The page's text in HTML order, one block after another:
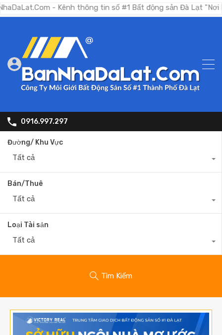
- Kênh thông tin số #1 Bất động sản Đà Lạt "Nơi bạn
0916.997.297
Đường/ Khu Vực
Tất cả
Bán/Thuê
Tất cả
Loại Tài sản
Tất cả
Tìm Kiếm